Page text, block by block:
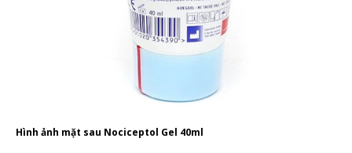
Hình ảnh mặt sau Nociceptol Gel 40ml